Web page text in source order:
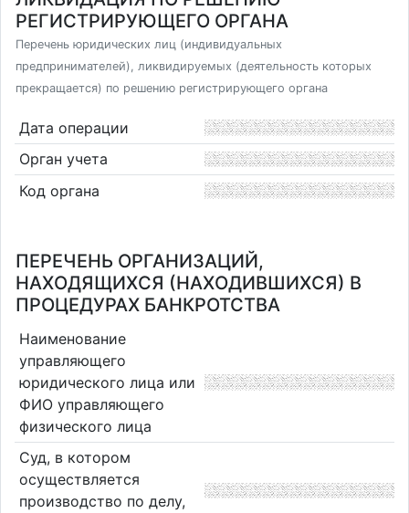
РЕГИСТРИРУЮЩЕГО ОРГАНА
Перечень юридических лиц (индивидуальных
предпринимателей), ликвидируемых (деятельность которых
прекращается) по решению регистрирующего органа
Дата операции
Орган учета
Код органа
ПЕРЕЧЕНЬ ОРГАНИЗАЦИЙ,
НАХОДЯЩИХСЯ (НАХОДИВШИХСЯ) В
ПРОЦЕДУРАХ БАНКРОТСТВА
Наименование
управляющего
юридического лица или
ФИО управляющего
физического лица
Суд, в котором
осуществляется
производство по делу,